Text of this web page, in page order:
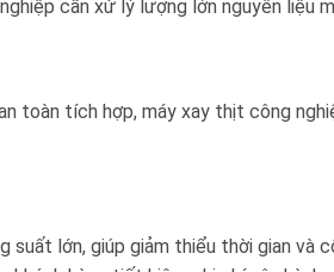
cần xử lý lượng lớn nguyên liệu
toàn tích hợp, máy xay thịt công
lớn, giúp giảm thiểu thời gian và